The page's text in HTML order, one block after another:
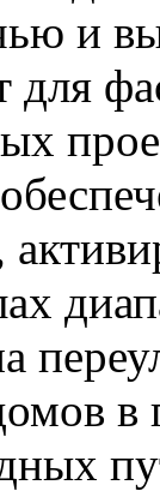
и
для
в